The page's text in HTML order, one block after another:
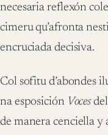
necesaria reflexón
cimeru qu’afronta
encruciada decisiva.
Col sofitu d’abondes
na esposición Vocesdel
de manera cenciella y